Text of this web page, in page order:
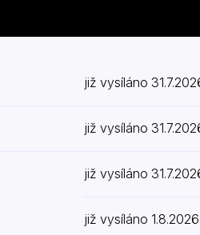
již vysíláno
již vysíláno
již vysíláno
již vysíláno